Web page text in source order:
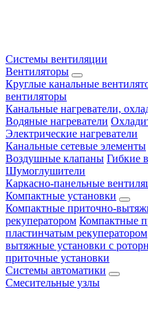
Системы вентиляции
Вентиляторы
Круглые канальные
вентиляторы
Канальные нагреватели,
Водяные нагреватели
Электрические нагреватели
Канальные сетевые элементы
Воздушные клапаны Гибкие
Шумоглушители
Каркасно-панельные
Компактные установки
Компактные приточно-
рекуператором Компактные
пластинчатым рекуператором
вытяжные установки с
приточные установки
Системы автоматики
Смесительные узлы